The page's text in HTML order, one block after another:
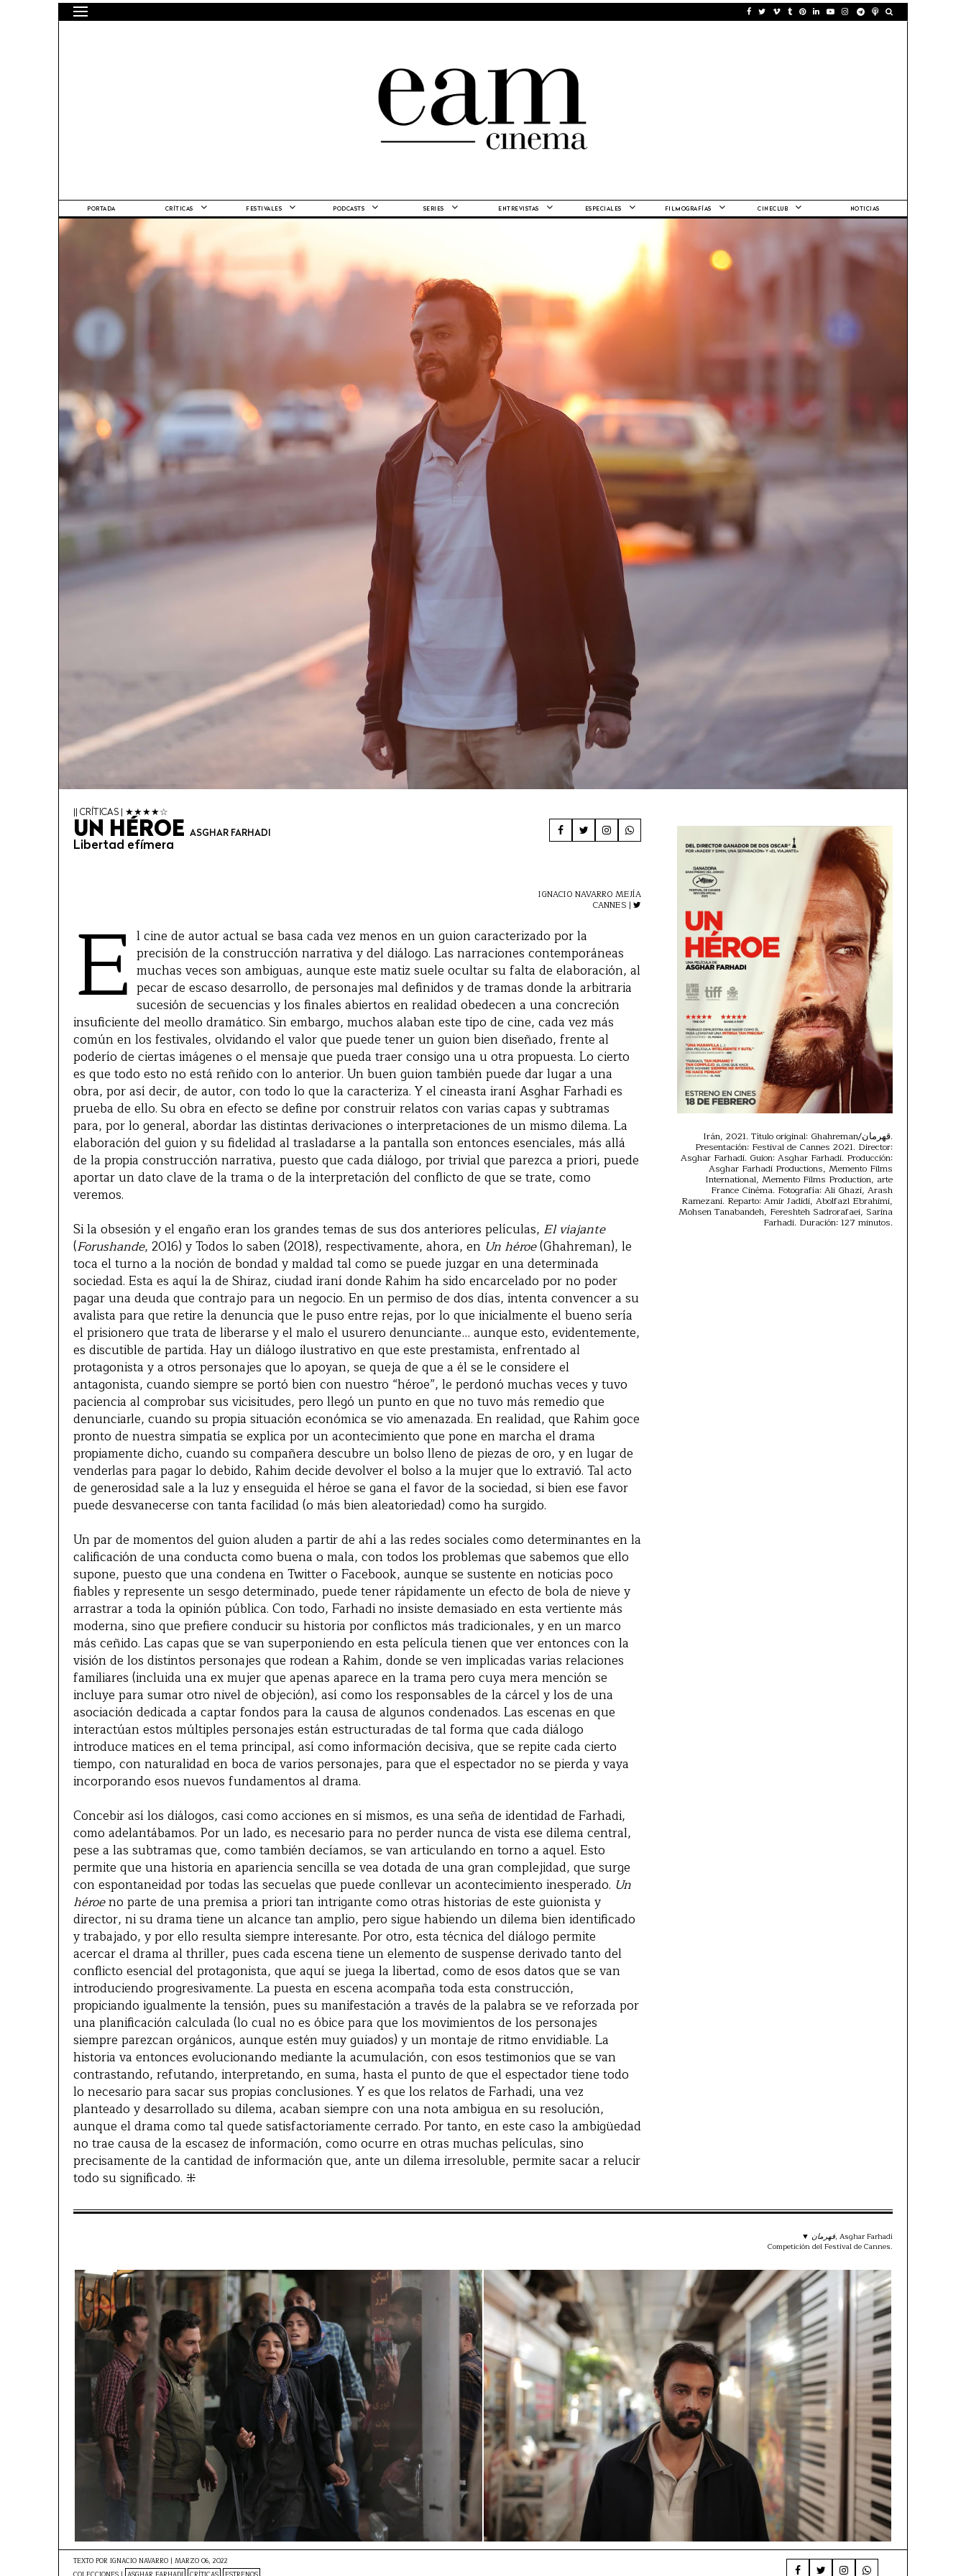
PORTADA CRÍTICAS FESTIVALES PODCASTS SERIES ENTREVISTAS ESPECIALES FILMOGRAFÍAS CINECLUB NOTICIAS
|| CRÍTICAS | ★★★★☆
UN HÉROE ASGHAR FARHADI
Libertad efímera
IGNACIO NAVARRO MEJÍA
CANNES |
Irán, 2021. Título original: Ghahreman/قهرمان.
Presentación: Festival de Cannes 2021. Director:
Asghar Farhadi. Guion: Asghar Farhadi. Producción:
Asghar Farhadi Productions, Memento Films
International, Memento Films Production, arte
France Cinéma. Fotografía: Ali Ghazi, Arash
Ramezani. Reparto: Amir Jadidi, Abolfazl Ebrahimi,
Mohsen Tanabandeh, Fereshteh Sadrorafaei, Sarina
Farhadi. Duración: 127 minutos.
E l cine de autor actual se basa cada vez menos en un guion caracterizado por la
precisión de la construcción narrativa y del diálogo. Las narraciones contemporáneas
muchas veces son ambiguas, aunque este matiz suele ocultar su falta de elaboración, al
pecar de escaso desarrollo, de personajes mal definidos y de tramas donde la arbitraria
sucesión de secuencias y los finales abiertos en realidad obedecen a una concreción
insuficiente del meollo dramático. Sin embargo, muchos alaban este tipo de cine, cada vez más
común en los festivales, olvidando el valor que puede tener un guion bien diseñado, frente al
poderío de ciertas imágenes o el mensaje que pueda traer consigo una u otra propuesta. Lo cierto
es que todo esto no está reñido con lo anterior. Un buen guion también puede dar lugar a una
obra, por así decir, de autor, con todo lo que la caracteriza. Y el cineasta iraní Asghar Farhadi es
prueba de ello. Su obra en efecto se define por construir relatos con varias capas y subtramas
para, por lo general, abordar las distintas derivaciones o interpretaciones de un mismo dilema. La
elaboración del guion y su fidelidad al trasladarse a la pantalla son entonces esenciales, más allá
de la propia construcción narrativa, puesto que cada diálogo, por trivial que parezca a priori, puede
aportar un dato clave de la trama o de la interpretación del conflicto de que se trate, como
veremos.
Si la obsesión y el engaño eran los grandes temas de sus dos anteriores películas, El viajante
(Forushande, 2016) y Todos lo saben (2018), respectivamente, ahora, en Un héroe(Ghahreman), le
toca el turno a la noción de bondad y maldad tal como se puede juzgar en una determinada
sociedad. Esta es aquí la de Shiraz, ciudad iraní donde Rahim ha sido encarcelado por no poder
pagar una deuda que contrajo para un negocio. En un permiso de dos días, intenta convencer a su
avalista para que retire la denuncia que le puso entre rejas, por lo que inicialmente el bueno sería
el prisionero que trata de liberarse y el malo el usurero denunciante… aunque esto, evidentemente,
es discutible de partida. Hay un diálogo ilustrativo en que este prestamista, enfrentado al
protagonista y a otros personajes que lo apoyan, se queja de que a él se le considere el
antagonista, cuando siempre se portó bien con nuestro “héroe”, le perdonó muchas veces y tuvo
paciencia al comprobar sus vicisitudes, pero llegó un punto en que no tuvo más remedio que
denunciarle, cuando su propia situación económica se vio amenazada. En realidad, que Rahim goce
pronto de nuestra simpatía se explica por un acontecimiento que pone en marcha el drama
propiamente dicho, cuando su compañera descubre un bolso lleno de piezas de oro, y en lugar de
venderlas para pagar lo debido, Rahim decide devolver el bolso a la mujer que lo extravió. Tal acto
de generosidad sale a la luz y enseguida el héroe se gana el favor de la sociedad, si bien ese favor
puede desvanecerse con tanta facilidad (o más bien aleatoriedad) como ha surgido.
Un par de momentos del guion aluden a partir de ahí a las redes sociales como determinantes en la
calificación de una conducta como buena o mala, con todos los problemas que sabemos que ello
supone, puesto que una condena en Twitter o Facebook, aunque se sustente en noticias poco
fiables y represente un sesgo determinado, puede tener rápidamente un efecto de bola de nieve y
arrastrar a toda la opinión pública. Con todo, Farhadi no insiste demasiado en esta vertiente más
moderna, sino que prefiere conducir su historia por conflictos más tradicionales, y en un marco
más ceñido. Las capas que se van superponiendo en esta película tienen que ver entonces con la
visión de los distintos personajes que rodean a Rahim, donde se ven implicadas varias relaciones
familiares (incluida una ex mujer que apenas aparece en la trama pero cuya mera mención se
incluye para sumar otro nivel de objeción), así como los responsables de la cárcel y los de una
asociación dedicada a captar fondos para la causa de algunos condenados. Las escenas en que
interactúan estos múltiples personajes están estructuradas de tal forma que cada diálogo
introduce matices en el tema principal, así como información decisiva, que se repite cada cierto
tiempo, con naturalidad en boca de varios personajes, para que el espectador no se pierda y vaya
incorporando esos nuevos fundamentos al drama.
Concebir así los diálogos, casi como acciones en sí mismos, es una seña de identidad de Farhadi,
como adelantábamos. Por un lado, es necesario para no perder nunca de vista ese dilema central,
pese a las subtramas que, como también decíamos, se van articulando en torno a aquel. Esto
permite que una historia en apariencia sencilla se vea dotada de una gran complejidad, que surge
con espontaneidad por todas las secuelas que puede conllevar un acontecimiento inesperado. Un
héroeno parte de una premisa a priori tan intrigante como otras historias de este guionista y
director, ni su drama tiene un alcance tan amplio, pero sigue habiendo un dilema bien identificado
y trabajado, y por ello resulta siempre interesante. Por otro, esta técnica del diálogo permite
acercar el drama al thriller, pues cada escena tiene un elemento de suspense derivado tanto del
conflicto esencial del protagonista, que aquí se juega la libertad, como de esos datos que se van
introduciendo progresivamente. La puesta en escena acompaña toda esta construcción,
propiciando igualmente la tensión, pues su manifestación a través de la palabra se ve reforzada por
una planificación calculada (lo cual no es óbice para que los movimientos de los personajes
siempre parezcan orgánicos, aunque estén muy guiados) y un montaje de ritmo envidiable. La
historia va entonces evolucionando mediante la acumulación, con esos testimonios que se van
contrastando, refutando, interpretando, en suma, hasta el punto de que el espectador tiene todo
lo necesario para sacar sus propias conclusiones. Y es que los relatos de Farhadi, una vez
planteado y desarrollado su dilema, acaban siempre con una nota ambigua en su resolución,
aunque el drama como tal quede satisfactoriamente cerrado. Por tanto, en este caso la ambigüedad
no trae causa de la escasez de información, como ocurre en otras muchas películas, sino
precisamente de la cantidad de información que, ante un dilema irresoluble, permite sacar a relucir
todo su significado. ⁜
▼ قهرمان, Asghar Farhadi
Competición del Festival de Cannes.
TEXTO POR IGNACIO NAVARRO | MARZO 06, 2022